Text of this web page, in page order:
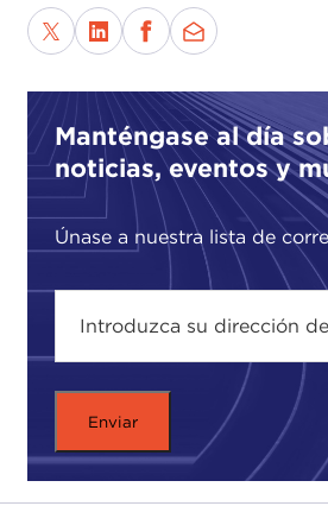
Manténgase al día
noticias, eventos y
Únase a nuestra lista de